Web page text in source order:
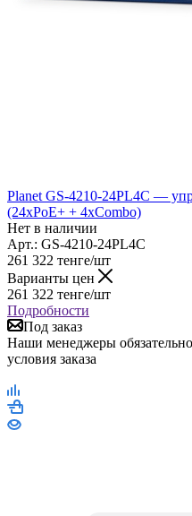
Planet GS-4210-24PL4C —
(24xPoE+ + 4xCombo)
Нет в наличии
Арт.: GS-4210-24PL4C
261 322 тенге/шт
Варианты цен
261 322 тенге/шт
Подробности
Под заказ
Наши менеджеры
условия заказа